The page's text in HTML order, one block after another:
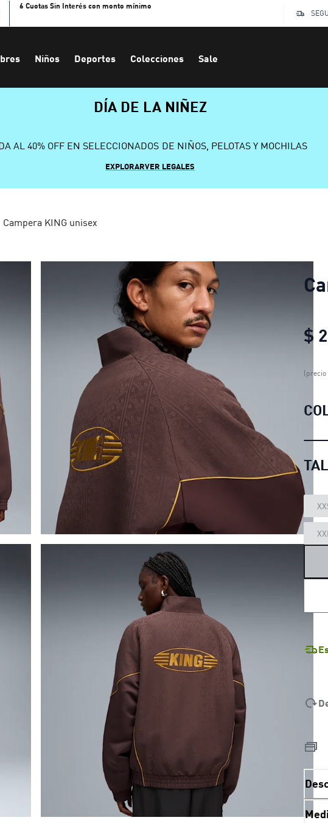
6 Cuotas Sin Interés con monto mínimo
Niños Deportes Colecciones Sale
DÍA DE LA NIÑEZ
AL 40% OFF EN SELECCIONADOS DE NIÑOS, PELOTAS Y MOCHILAS
EXPLORARVER LEGALES
Campera KING unisex
$
(precio
XXL